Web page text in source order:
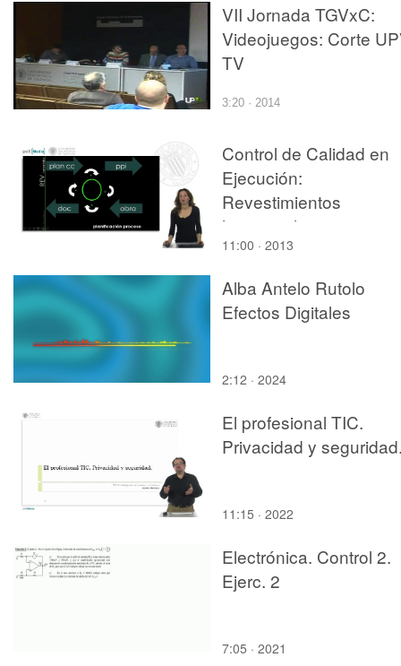
VII Jornada TGVxC:
Videojuegos: Corte
TV
3:20 · 2014
Control de Calidad en
Ejecución:
Revestimientos
horizontales interiores -
suelos
11:00 · 2013
Alba Antelo Rutolo
Efectos Digitales
2:12 · 2024
El profesional TIC.
Privacidad y
11:15 · 2022
Electrónica. Control 2.
Ejerc. 2
7:05 · 2021